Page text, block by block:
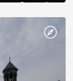
Василю ІІ, та
християнином.
Таврійського